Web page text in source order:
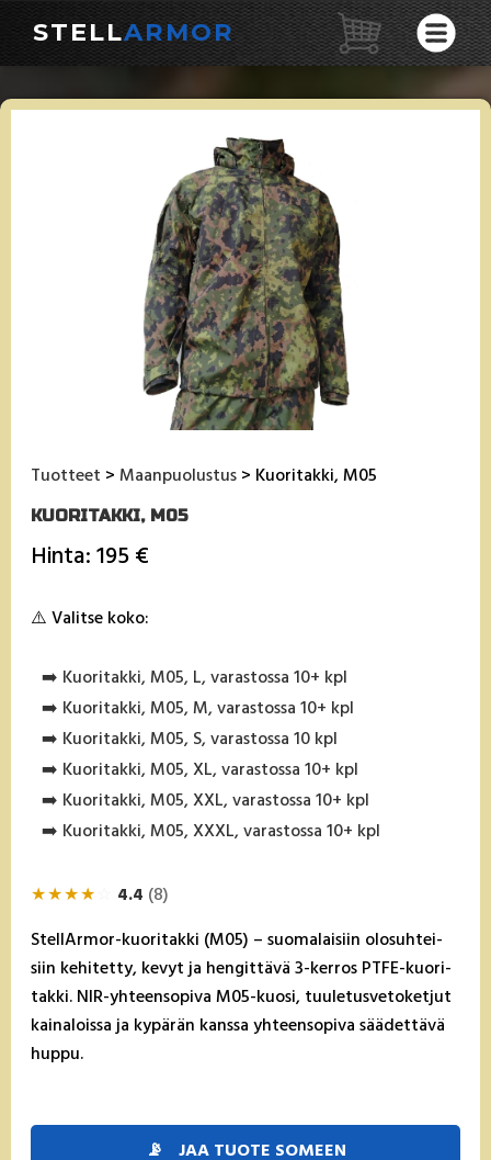
STELLARMOR
Tuotteet >Maanpuolustus> Kuoritakki, M05
KUORITAKKI, M05
Hinta: 195 €
⚠️ Valitse koko:
➡️ Kuoritakki, M05, L, varastossa 10+ kpl
➡️ Kuoritakki, M05, M, varastossa 10+ kpl
➡️ Kuoritakki, M05, S, varastossa 10 kpl
➡️ Kuoritakki, M05, XL, varastossa 10+ kpl
➡️ Kuoritakki, M05, XXL, varastossa 10+ kpl
➡️ Kuoritakki, M05, XXXL, varastossa 10+ kpl
★★★★ 4.4 (8)
Stel­lAr­mor-kuo­ri­tak­ki (M05) – suo­ma­lai­siin olo­suh­tei­
siin ke­hi­tet­ty, ke­vyt ja hen­git­tä­vä 3-ker­ros PT­FE-kuo­ri­
tak­ki. NIR-yh­teen­so­pi­va M05-kuo­si, tuu­le­tus­ve­to­ket­jut
kai­na­lois­sa ja ky­pä­rän kans­sa yh­teen­so­pi­va sää­det­tä­vä
hup­pu.
📡 JAA TUOTE SOMEEN